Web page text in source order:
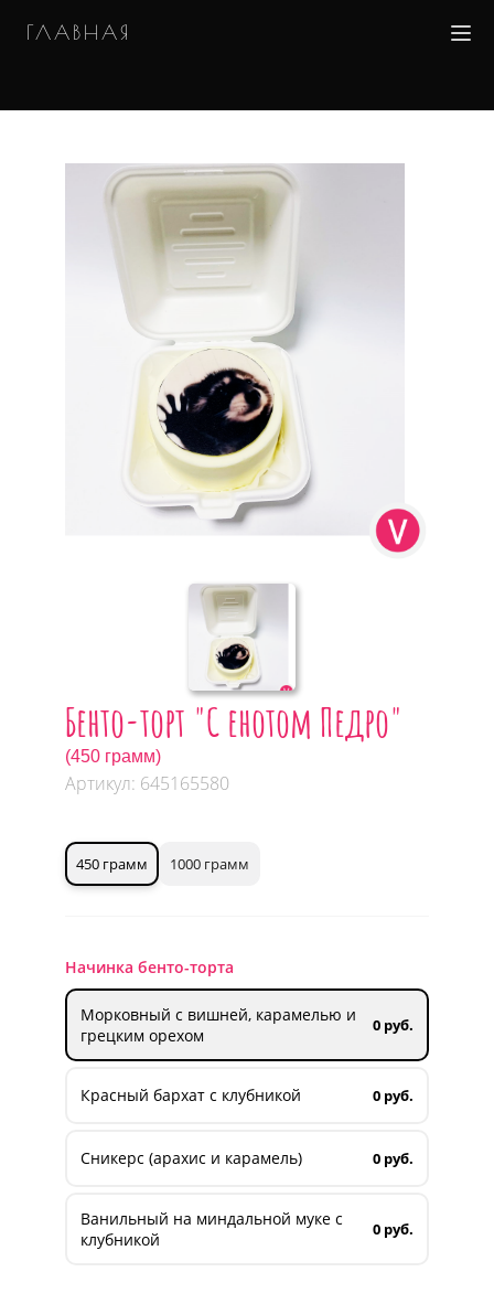
ГЛАВНАЯ
Бенто-торт "С енотом Педро"
(450 грамм)
Артикул: 645165580
450 грамм 1000 грамм
Начинка бенто-торта
Морковный с вишней, карамелью и
грецким орехом
0 руб.
Красный бархат с клубникой 0 руб.
Сникерс (арахис и карамель) 0 руб.
Ванильный на миндальной муке с
клубникой
0 руб.